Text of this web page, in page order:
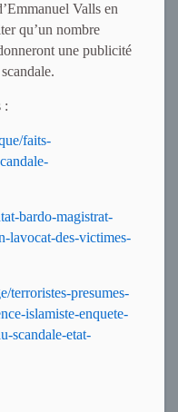
Valls en
qu’un nombre
une publicité
:
faits-
bardo-magistrat-
lavocat-des-victimes-
terroristes-presumes-
islamiste-enquete-
scandale-etat-